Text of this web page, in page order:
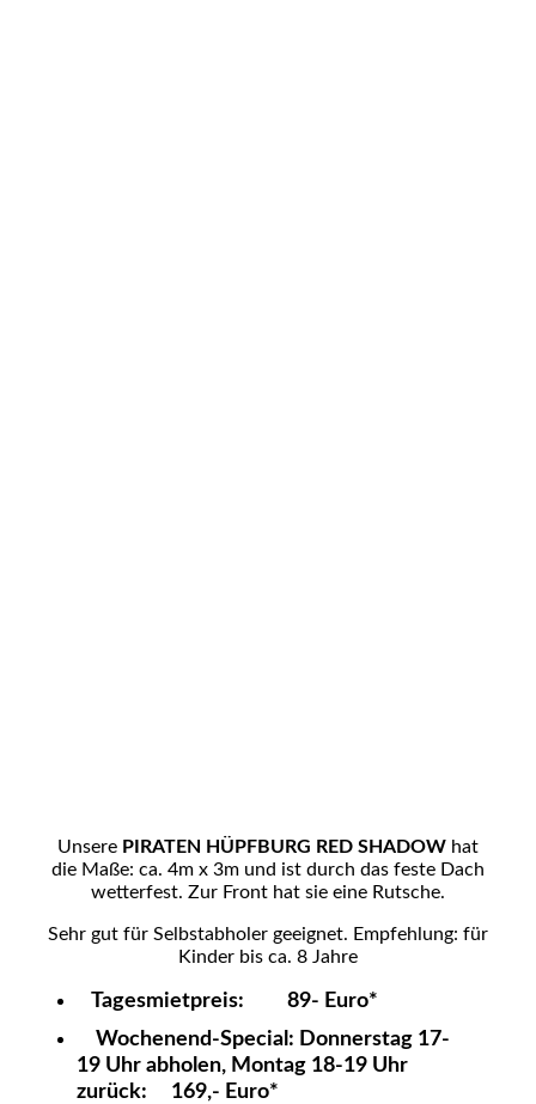
Unsere PIRATEN HÜPFBURG RED SHADOW hat
die Maße: ca. 4m x 3m und ist durch das feste Dach
wetterfest. Zur Front hat sie eine Rutsche.
Sehr gut für Selbstabholer geeignet. Empfehlung: für
Kinder bis ca. 8 Jahre
Tagesmietpreis: 89- Euro*
Wochenend-Special: Donnerstag 17-
19 Uhr abholen, Montag 18-19 Uhr
zurück: 169,- Euro*